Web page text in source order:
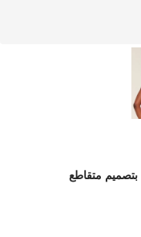
متقاطع